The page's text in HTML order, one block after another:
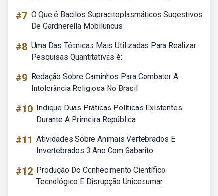
#7 O Que é Bacilos Supracitoplasmáticos Sugestivos
De Gardnerella Mobiluncus
#8 Uma Das Técnicas Mais Utilizadas Para Realizar
Pesquisas Quantitativas é:
#9 Redação Sobre Caminhos Para Combater A
Intolerância Religiosa No Brasil
#10 Indique Duas Práticas Políticas Existentes
Durante A Primeira República
#11 Atividades Sobre Animais Vertebrados E
Invertebrados 3 Ano Com Gabarito
#12 Produção Do Conhecimento Científico
Tecnológico E Disrupção Unicesumar